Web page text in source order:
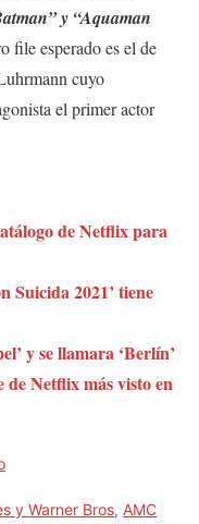
y “Aquaman
file esperado es el de
cuyo
el primer actor
de Netflix para
Suicida 2021’ tiene
y se llamara ‘Berlín’
Netflix más visto en
y Warner Bros, AMC